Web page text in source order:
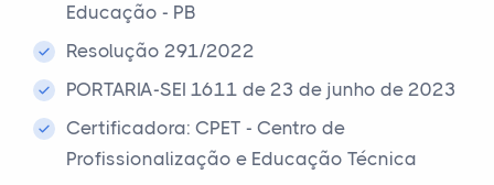
Educação - PB
Resolução 291/2022
PORTARIA-SEI 1611 de 23 de junho de 2023
Certificadora: CPET - Centro de
Profissionalização e Educação Técnica